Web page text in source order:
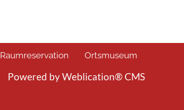
Powered by Weblication® CMS
Raumreservation Ortsmuseum